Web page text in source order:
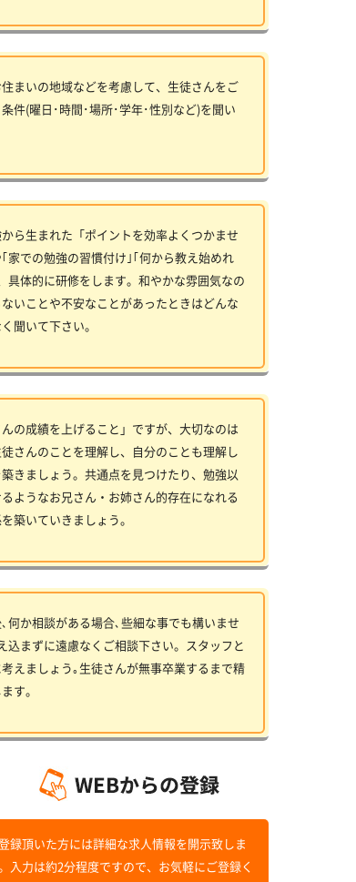
まいの地域などを考慮して、生徒さんをご
件(曜日･時間･場所･学年･性別など)を聞い
ら生まれた「ポイントを効率よくつかませ
家での勉強の習慣付け｣｢何から教え始めれ
具体的に研修をします。和やかな雰囲気なの
いことや不安なことがあったときはどんな
聞いて下さい。
んの成績を上げること」ですが、大切なのは
徒さんのことを理解し、自分のことも理解し
きましょう。共通点を見つけたり、勉強以
ようなお兄さん・お姉さん的存在になれる
築いていきましょう。
何か相談がある場合､些細な事でも構いませ
込まずに遠慮なくご相談下さい。スタッフと
えましょう｡生徒さんが無事卒業するまで精
す。
録頂いた方には詳細な求人情報を開示致しま
入力は約2分程度ですので、お気軽にご登録く